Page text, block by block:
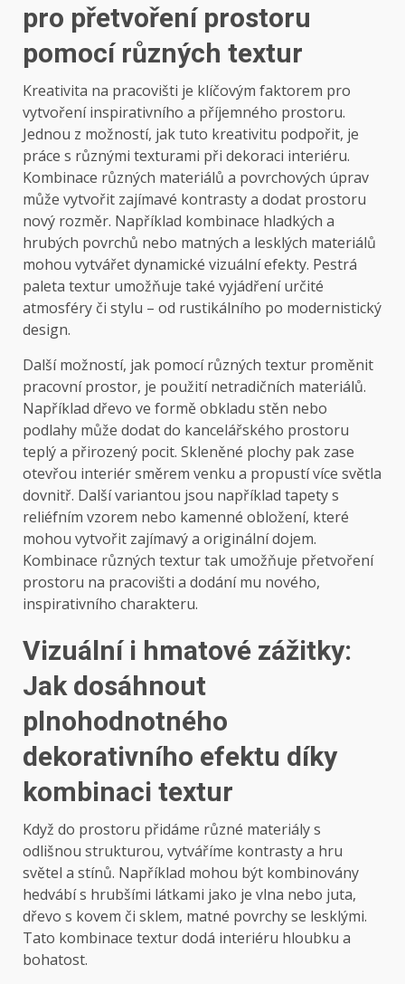
pro přetvoření prostoru
pomocí různých textur
Kreativita na pracovišti je klíčovým faktorem pro
vytvoření inspirativního a příjemného prostoru.
Jednou z možností, jak tuto kreativitu podpořit, je
práce s různými texturami při dekoraci interiéru.
Kombinace různých materiálů a povrchových úprav
může vytvořit zajímavé kontrasty a dodat prostoru
nový rozměr. Například kombinace hladkých a
hrubých povrchů nebo matných a lesklých materiálů
mohou vytvářet dynamické vizuální efekty. Pestrá
paleta textur umožňuje také vyjádření určité
atmosféry či stylu – od rustikálního po modernistický
design.
Další možností, jak pomocí různých textur proměnit
pracovní prostor, je použití netradičních materiálů.
Například dřevo ve formě obkladu stěn nebo
podlahy může dodat do kancelářského prostoru
teplý a přirozený pocit. Skleněné plochy pak zase
otevřou interiér směrem venku a propustí více světla
dovnitř. Další variantou jsou například tapety s
reliéfním vzorem nebo kamenné obložení, které
mohou vytvořit zajímavý a originální dojem.
Kombinace různých textur tak umožňuje přetvoření
prostoru na pracovišti a dodání mu nového,
inspirativního charakteru.
Vizuální i hmatové zážitky:
Jak dosáhnout
plnohodnotného
dekorativního efektu díky
kombinaci textur
Když do prostoru přidáme různé materiály s
odlišnou strukturou, vytváříme kontrasty a hru
světel a stínů. Například mohou být kombinovány
hedvábí s hrubšími látkami jako je vlna nebo juta,
dřevo s kovem či sklem, matné povrchy se lesklými.
Tato kombinace textur dodá interiéru hloubku a
bohatost.